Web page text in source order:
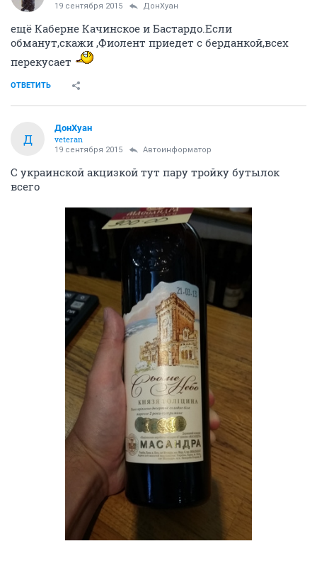
19 сентября 2015 ДонХуан
ещё Каберне Качинское и Бастардо.Если
обманут,скажи ,Фиолент приедет с берданкой,всех
перекусает
ОТВЕТИТЬ
Д
ДонХуан
veteran
19 сентября 2015 Автоинформатор
С украинской акцизкой тут пару тройку бутылок
всего